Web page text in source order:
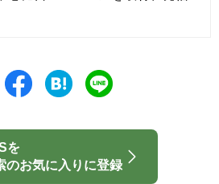
を
のお気に入りに登録